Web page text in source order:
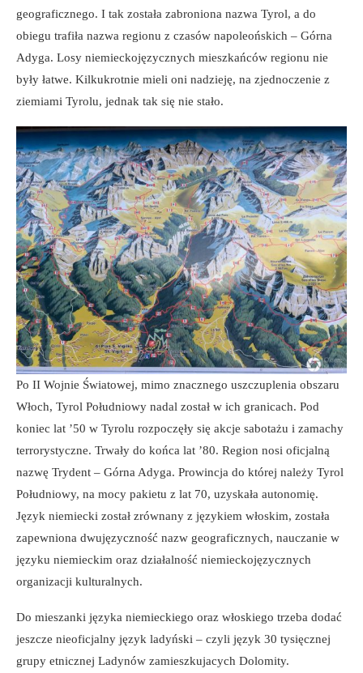
geograficznego. I tak została zabroniona nazwa Tyrol, a do
obiegu trafiła nazwa regionu z czasów napoleońskich – Górna
Adyga. Losy niemieckojęzycznych mieszkańców regionu nie
były łatwe. Kilkukrotnie mieli oni nadzieję, na zjednoczenie z
ziemiami Tyrolu, jednak tak się nie stało.
Po II Wojnie Światowej, mimo znacznego uszczuplenia obszaru
Włoch, Tyrol Południowy nadal został w ich granicach. Pod
koniec lat ’50 w Tyrolu rozpoczęły się akcje sabotażu i zamachy
terrorystyczne. Trwały do końca lat ’80. Region nosi oficjalną
nazwę Trydent – Górna Adyga. Prowincja do której należy Tyrol
Południowy, na mocy pakietu z lat 70, uzyskała autonomię.
Język niemiecki został zrównany z językiem włoskim, została
zapewniona dwujęzyczność nazw geograficznych, nauczanie w
języku niemieckim oraz działalność niemieckojęzycznych
organizacji kulturalnych.
Do mieszanki języka niemieckiego oraz włoskiego trzeba dodać
jeszcze nieoficjalny język ladyński – czyli język 30 tysięcznej
grupy etnicznej Ladynów zamieszkujacych Dolomity.